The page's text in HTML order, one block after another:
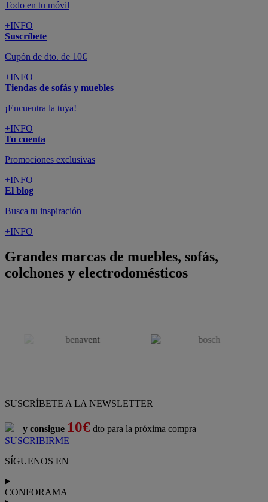
Todo en tu móvil
+INFO
Suscríbete
Cupón de dto. de 10€
+INFO
Tiendas de sofás y muebles
¡Encuentra la tuya!
+INFO
Tu cuenta
Promociones exclusivas
+INFO
El blog
Busca tu inspiración
+INFO
Grandes marcas de muebles, sofás,
colchones y electrodomésticos
SUSCRÍBETE A LA NEWSLETTER
y consigue 10€ dto para la próxima compra
SUSCRIBIRME
SÍGUENOS EN
CONFORAMA